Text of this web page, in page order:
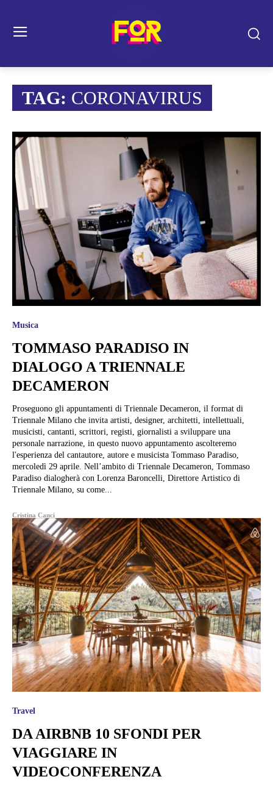
TAG: CORONAVIRUS
Musica
TOMMASO PARADISO IN
DIALOGO A TRIENNALE
DECAMERON
Proseguono gli appuntamenti di Triennale Decameron, il format di
Triennale Milano che invita artisti, designer, architetti, intellettuali,
musicisti, cantanti, scrittori, registi, giornalisti a sviluppare una
personale narrazione, in questo nuovo appuntamento ascolteremo
l'esperienza del cantautore, autore e musicista Tommaso Paradiso,
mercoledì 29 aprile. Nell’ambito di Triennale Decameron, Tommaso
Paradiso dialogherà con Lorenza Baroncelli, Direttore Artistico di
Triennale Milano, su come...
Cristina Canci
Travel
DA AIRBNB 10 SFONDI PER
VIAGGIARE IN
VIDEOCONFERENZA